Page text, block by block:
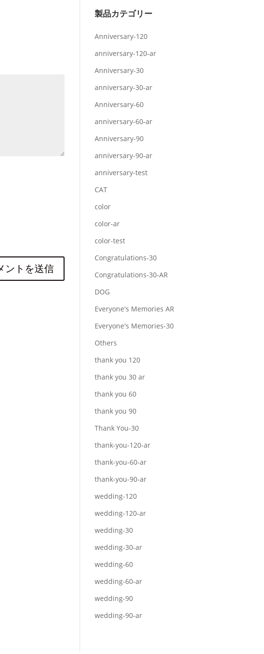
製品カテゴリー
Anniversary-120
anniversary-120-ar
Anniversary-30
anniversary-30-ar
Anniversary-60
anniversary-60-ar
Anniversary-90
anniversary-90-ar
anniversary-test
CAT
color
color-ar
color-test
Congratulations-30
Congratulations-30-AR
DOG
Everyone's Memories AR
Everyone's Memories-30
Others
thank you 120
thank you 30 ar
thank you 60
thank you 90
Thank You-30
thank-you-120-ar
thank-you-60-ar
thank-you-90-ar
wedding-120
wedding-120-ar
wedding-30
wedding-30-ar
wedding-60
wedding-60-ar
wedding-90
wedding-90-ar